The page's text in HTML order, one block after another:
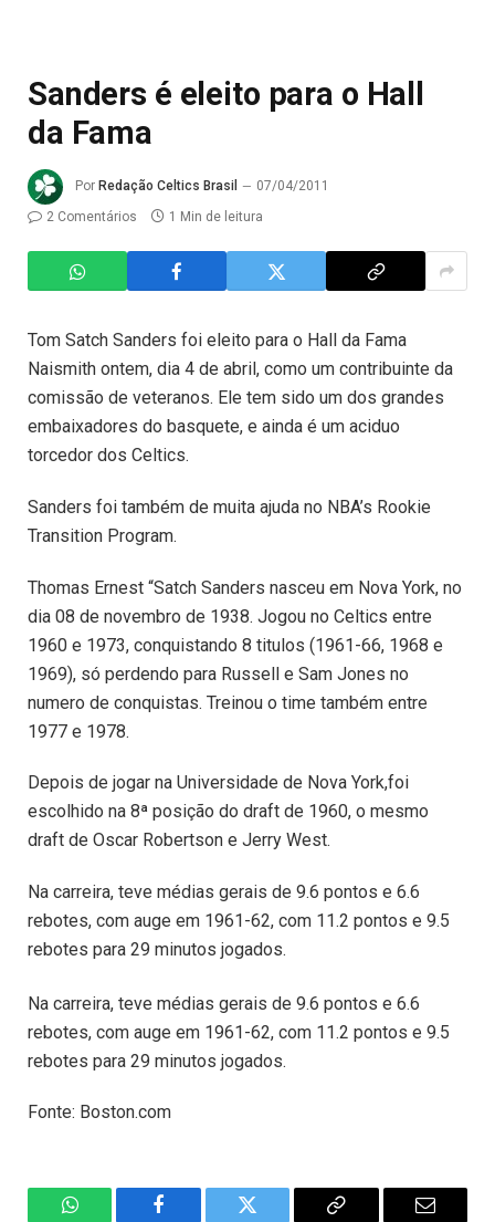
Sanders é eleito para o Hall
da Fama
Por Redação Celtics Brasil
07/04/2011
2 Comentários
1 Min de leitura
Tom Satch Sanders foi eleito para o Hall da Fama
Naismith ontem, dia 4 de abril, como um contribuinte da
comissão de veteranos. Ele tem sido um dos grandes
embaixadores do basquete, e ainda é um aciduo
torcedor dos Celtics.
Sanders foi também de muita ajuda no NBA’s Rookie
Transition Program.
Thomas Ernest “Satch Sanders nasceu em Nova York, no
dia 08 de novembro de 1938. Jogou no Celtics entre
1960 e 1973, conquistando 8 titulos (1961-66, 1968 e
1969), só perdendo para Russell e Sam Jones no
numero de conquistas. Treinou o time também entre
1977 e 1978.
Depois de jogar na Universidade de Nova York,foi
escolhido na 8ª posição do draft de 1960, o mesmo
draft de Oscar Robertson e Jerry West.
Na carreira, teve médias gerais de 9.6 pontos e 6.6
rebotes, com auge em 1961-62, com 11.2 pontos e 9.5
rebotes para 29 minutos jogados.
Na carreira, teve médias gerais de 9.6 pontos e 6.6
rebotes, com auge em 1961-62, com 11.2 pontos e 9.5
rebotes para 29 minutos jogados.
Fonte: Boston.com